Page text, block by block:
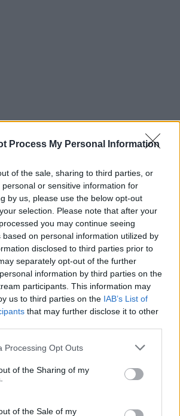
Process My Personal Information
of the sale, sharing to third parties, or
or sensitive information for
by us, please use the below opt-out
selection. Please note that after your
you may continue seeing
based on personal information utilized by
disclosed to third parties prior to
separately opt-out of the further
information by third parties on the
participants. This information may
us to third parties on the IAB’s List of
that may further disclose it to other
website/app uses one or more Google
or usage behaviour. You may click to
to Google and its third-party tags to
specified purposes in below Google
Processing Opt Outs
of the Sharing of my
of the Sale of my